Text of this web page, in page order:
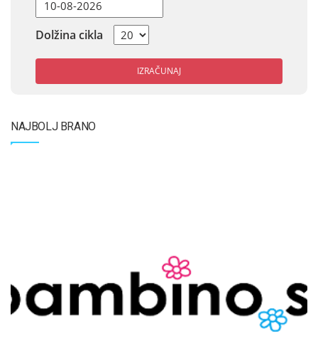
Dolžina cikla
IZRAČUNAJ
NAJBOLJ BRANO